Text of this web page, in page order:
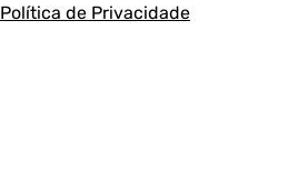
Política de Privacidade